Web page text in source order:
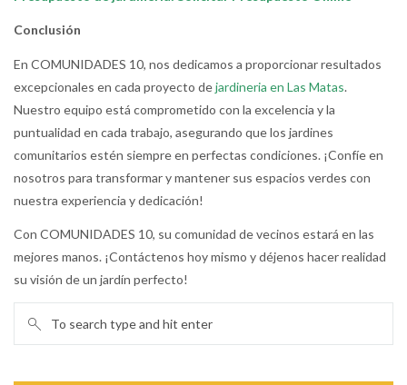
Conclusión
En COMUNIDADES 10, nos dedicamos a proporcionar resultados
excepcionales en cada proyecto dejardineria en Las Matas.
Nuestro equipo está comprometido con la excelencia y la
puntualidad en cada trabajo, asegurando que los jardines
comunitarios estén siempre en perfectas condiciones. ¡Confíe en
nosotros para transformar y mantener sus espacios verdes con
nuestra experiencia y dedicación!
Con COMUNIDADES 10, su comunidad de vecinos estará en las
mejores manos. ¡Contáctenos hoy mismo y déjenos hacer realidad
su visión de un jardín perfecto!